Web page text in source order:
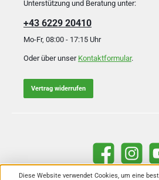
Unterstützung und Beratung unter:
+43 6229 20410
Mo-Fr, 08:00 - 17:15 Uhr
Oder über unser Kontaktformular.
Vertrag widerrufen
Facebook Instagram
Diese Website verwendet Cookies, um eine